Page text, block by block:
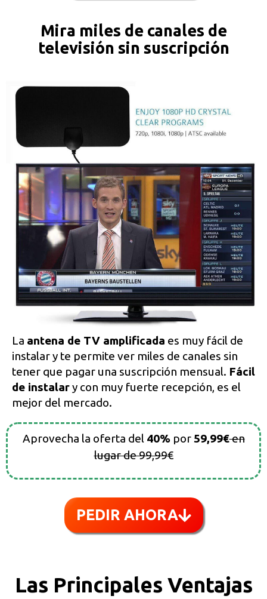
Mira miles de canales de
televisión sin suscripción
La antena de TV amplificada es muy fácil de
instalar y te permite ver miles de canales sin
tener que pagar una suscripción mensual. Fácil
de instalary con muy fuerte recepción, es el
mejor del mercado.
Aprovecha la oferta del 40%por59,99€en
lugar de 99,99€
PEDIR AHORA
Las Principales Ventajas